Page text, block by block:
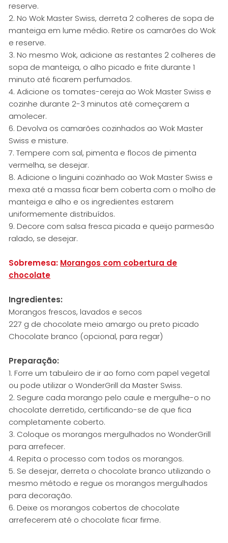
reserve.
2. No Wok Master Swiss, derreta 2 colheres de sopa de
manteiga em lume médio. Retire os camarões do Wok
e reserve.
3. No mesmo Wok, adicione as restantes 2 colheres de
sopa de manteiga, o alho picado e frite durante 1
minuto até ficarem perfumados.
4. Adicione os tomates-cereja ao Wok Master Swiss e
cozinhe durante 2-3 minutos até começarem a
amolecer.
6. Devolva os camarões cozinhados ao Wok Master
Swiss e misture.
7. Tempere com sal, pimenta e flocos de pimenta
vermelha, se desejar.
8. Adicione o linguini cozinhado ao Wok Master Swiss e
mexa até a massa ficar bem coberta com o molho de
manteiga e alho e os ingredientes estarem
uniformemente distribuídos.
9. Decore com salsa fresca picada e queijo parmesão
ralado, se desejar.
Sobremesa: Morangos com cobertura de
chocolate
Ingredientes:
Morangos frescos, lavados e secos
227 g de chocolate meio amargo ou preto picado
Chocolate branco (opcional, para regar)
Preparação:
1. Forre um tabuleiro de ir ao forno com papel vegetal
ou pode utilizar o WonderGrill da Master Swiss.
2. Segure cada morango pelo caule e mergulhe-o no
chocolate derretido, certificando-se de que fica
completamente coberto.
3. Coloque os morangos mergulhados no WonderGrill
para arrefecer.
4. Repita o processo com todos os morangos.
5. Se desejar, derreta o chocolate branco utilizando o
mesmo método e regue os morangos mergulhados
para decoração.
6. Deixe os morangos cobertos de chocolate
arrefecerem até o chocolate ficar firme.